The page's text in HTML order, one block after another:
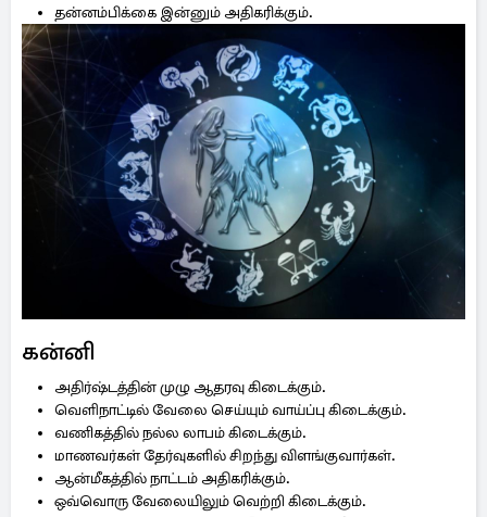
தன்னம்பிக்கை இன்னும் அதிகரிக்கும்.
கன்னி
அதிர்ஷ்டத்தின் முழு ஆதரவு கிடைக்கும்.
வெளிநாட்டில் வேலை செய்யும் வாய்ப்பு கிடைக்கும்.
வணிகத்தில் நல்ல லாபம் கிடைக்கும்.
மாணவர்கள் தேர்வுகளில் சிறந்து விளங்குவார்கள்.
ஆன்மீகத்தில் நாட்டம் அதிகரிக்கும்.
ஒவ்வொரு வேலையிலும் வெற்றி கிடைக்கும்.